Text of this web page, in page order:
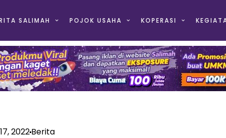
SALIMAH POJOK USAHA KOPERASI
2022Berita